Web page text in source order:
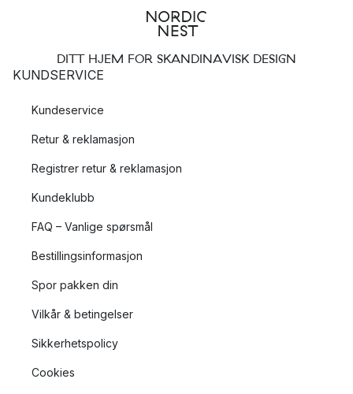
DITT HJEM FOR SKANDINAVISK DESIGN
KUNDSERVICE
Kundeservice
Retur & reklamasjon
Registrer retur & reklamasjon
Kundeklubb
FAQ – Vanlige spørsmål
Bestillingsinformasjon
Spor pakken din
Vilkår & betingelser
Sikkerhetspolicy
Cookies